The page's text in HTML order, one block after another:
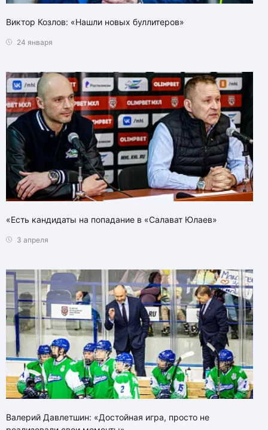
Виктор Козлов: «Нашли новых буллитеров»
24 января
«Есть кандидаты на попадание в «Салават Юлаев»
3 апреля
Валерий Давлетшин: «Достойная игра, просто не